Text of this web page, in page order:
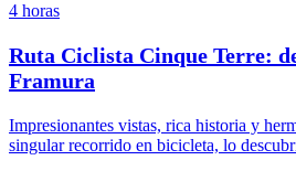
4 horas
Ruta Ciclista Cinque Terre:
Framura
Impresionantes vistas, rica historia y
singular recorrido en bicicleta, lo